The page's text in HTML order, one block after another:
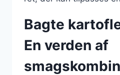
Bagte
En verden af